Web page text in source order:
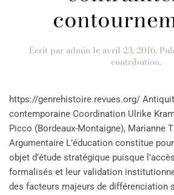
Écrit paradmin leavril 23, 2016.
contribution.
https://genrehistoire.revues.org/
contemporaine Coordination Ulrike
Picco (Bordeaux-Montaigne), Marianne
Argumentaire L’éducation constitue
objet d’étude stratégique puisque
formalisés et leur validation
des facteurs majeurs de différenciation